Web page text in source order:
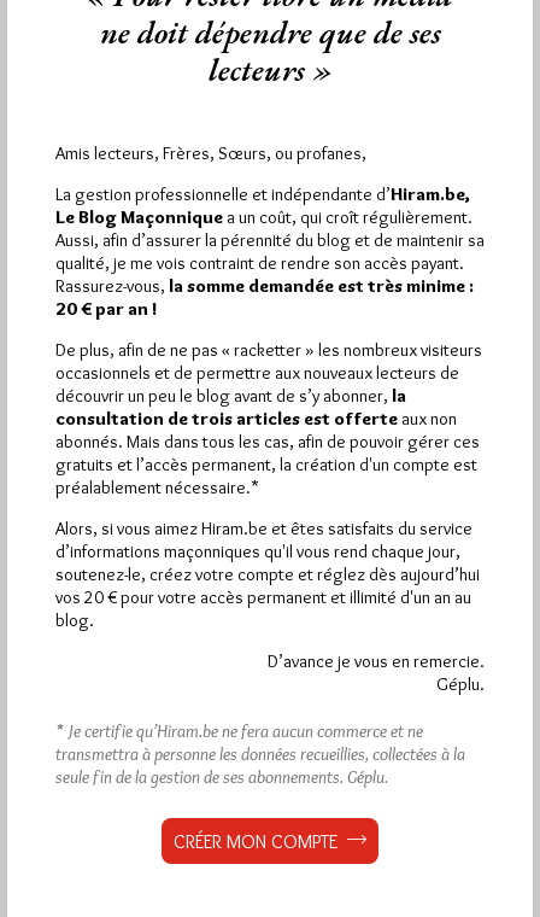
Les loges de recherche nationale Marquis de La Fayette et
régionale Mare Nostrum de la GLDF organiseront les 19-20-21
ne doit dépendre que de ses
lecteurs »
Amis lecteurs, Frères, Sœurs, ou profanes,
La gestion professionnelle et indépendante d’Hiram.be,
Le Blog Maçonnique a un coût, qui croît régulièrement.
Aussi, afin d’assurer la pérennité du blog et de maintenir sa
qualité, je me vois contraint de rendre son accès payant.
Rassurez-vous, la somme demandée est très minime :
20 € par an !
De plus, afin de ne pas « racketter » les nombreux visiteurs
occasionnels et de permettre aux nouveaux lecteurs de
découvrir un peu le blog avant de s’y abonner, la
consultation de trois articles est offerte aux non
abonnés. Mais dans tous les cas, afin de pouvoir gérer ces
gratuits et l’accès permanent, la création d'un compte est
préalablement nécessaire.*
Alors, si vous aimez Hiram.be et êtes satisfaits du service
d’informations maçonniques qu'il vous rend chaque jour,
soutenez-le, créez votre compte et réglez dès aujourd’hui
vos 20 € pour votre accès permanent et illimité d'un an au
blog.
D’avance je vous en remercie.
Géplu.
* Je certifie qu’Hiram.be ne fera aucun commerce et ne
transmettra à personne les données recueillies, collectées à la
seule fin de la gestion de ses abonnements. Géplu.
CRÉER MON COMPTE